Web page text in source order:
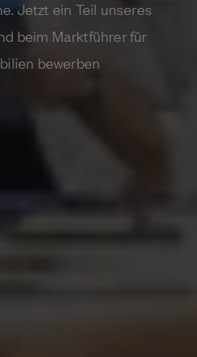
Jetzt ein Teil unseres
beim Marktführer für
bewerben